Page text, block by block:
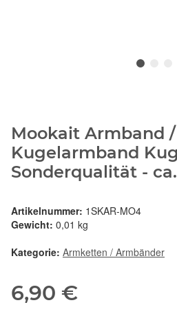
Mookait Armband /
Kugelarmband
Sonderqualität -
Artikelnummer: 1SKAR-MO4
Gewicht: 0,01 kg
Kategorie: Armketten / Armbänder
6,90 €